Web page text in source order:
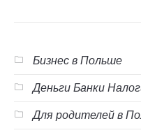
Бизнес в Польше
Деньги Банки
Для родителей в